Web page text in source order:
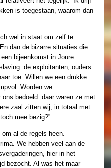
is toegestaan, waarom dan
wel in staat om zelf te
dan de bizarre situaties die
bijeenkomst in Joure.
de exploitanten, ouders
toe. Willen we een drukke
Worden we
bedoeld. daar waren ze met
zaal zitten wij, in totaal met
mee bezig?”
al de regels heen.
We hebben veel aan de
hier in het
bezocht. Al was het maar